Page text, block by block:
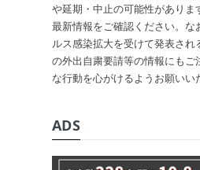
や延期・中止の可能性がありま
最新情報をご確認ください。な
ルス感染拡大を受けて発表され
の外出自粛要請等の情報にもご
な行動を心がけるようお願いい
ADS